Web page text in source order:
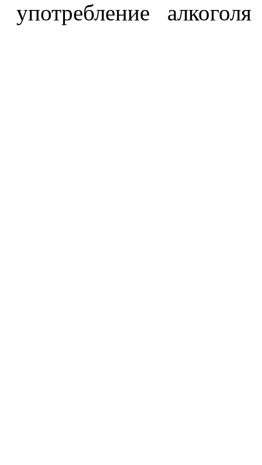
употребление